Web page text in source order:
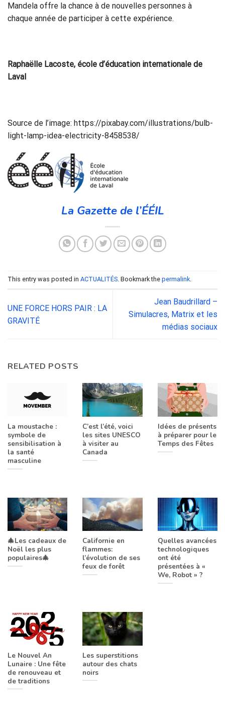
Mandela offre la chance à de nouvelles personnes à
chaque année de participer à cette expérience.
Raphaëlle Lacoste, école d’éducation internationale de
Laval
Source de l’image: https://pixabay.com/illustrations/bulb-
light-lamp-idea-electricity-8458538/
La Gazette de l’ÉÉIL
This entry was posted in ACTUALITÉS. Bookmark the permalink.
UNE FORCE HORS PAIR : LA
GRAVITÉ
Jean Baudrillard –
Simulacres, Matrix et les
médias sociaux
RELATED POSTS
La moustache :
symbole de
sensibilisation à
la santé
masculine
C’est l’été, voici
les sites UNESCO
à visiter au
Canada
Idées de présents
à préparer pour le
Temps des Fêtes
🎄Les cadeaux de
Noël les plus
populaires🎄
Californie en
flammes:
l’évolution de ses
feux de forêt
Quelles avancées
technologiques
ont été
présentées à «
We, Robot » ?
Le Nouvel An
Lunaire : Une fête
de renouveau et
de traditions
Les superstitions
autour des chats
noirs